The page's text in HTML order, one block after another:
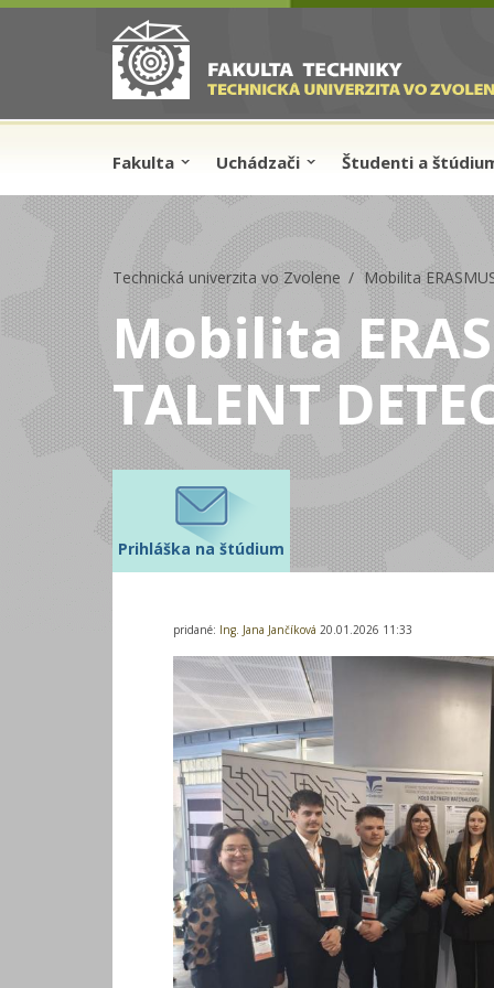
Skip to cookies
Skip to navigation
Skočiť na hlavný obsah
Fakulta Uchádzači Študenti a
Technická univerzita vo Zvolene Mobilita
Mobilita
TALENT
Prihláška na štúdium
pridané: Ing. Jana Jančíková 20.01.2026 11:33